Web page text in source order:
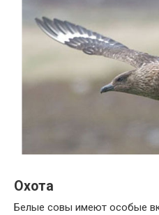
Охота
Белые совы имеют особые